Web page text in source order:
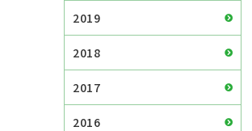
2019
2018
2017
2016